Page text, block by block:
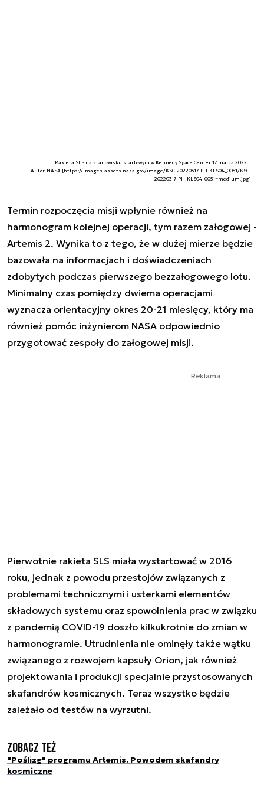
Rakieta SLS na stanowisku startowym w Kennedy Space Center 17 marca 2022 r.
Autor. NASA [https://images-assets.nasa.gov/image/KSC-20220317-PH-KLS04_0051/KSC-
20220317-PH-KLS04_0051~medium.jpg]
Termin rozpoczęcia misji wpłynie również na
harmonogram kolejnej operacji, tym razem załogowej -
Artemis 2. Wynika to z tego, że w dużej mierze będzie
bazowała na informacjach i doświadczeniach
zdobytych podczas pierwszego bezzałogowego lotu.
Minimalny czas pomiędzy dwiema operacjami
wyznacza orientacyjny okres 20-21 miesięcy, który ma
również pomóc inżynierom NASA odpowiednio
przygotować zespoły do załogowej misji.
Reklama
Pierwotnie rakieta SLS miała wystartować w 2016
roku, jednak z powodu przestojów związanych z
problemami technicznymi i usterkami elementów
składowych systemu oraz spowolnienia prac w związku
z pandemią COVID-19 doszło kilkukrotnie do zmian w
harmonogramie. Utrudnienia nie ominęły także wątku
związanego z rozwojem kapsuły Orion, jak również
projektowania i produkcji specjalnie przystosowanych
skafandrów kosmicznych. Teraz wszystko będzie
zależało od testów na wyrzutni.
Zobacz też
"Poślizg" programu Artemis. Powodem skafandry
kosmiczne